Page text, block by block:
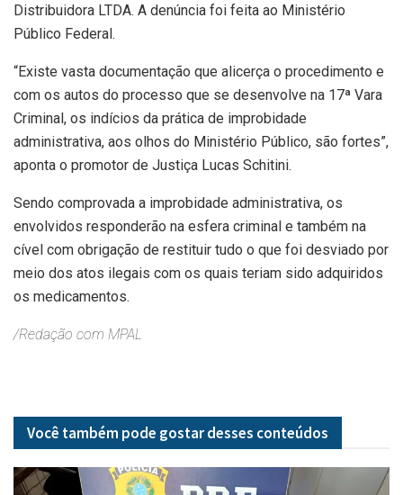
Distribuidora LTDA. A denúncia foi feita ao Ministério
Público Federal.
“Existe vasta documentação que alicerça o procedimento e
com os autos do processo que se desenvolve na 17ª Vara
Criminal, os indícios da prática de improbidade
administrativa, aos olhos do Ministério Público, são fortes”,
aponta o promotor de Justiça Lucas Schitini.
Sendo comprovada a improbidade administrativa, os
envolvidos responderão na esfera criminal e também na
cível com obrigação de restituir tudo o que foi desviado por
meio dos atos ilegais com os quais teriam sido adquiridos
os medicamentos.
/Redação com MPAL
Você também pode gostar desses conteúdos